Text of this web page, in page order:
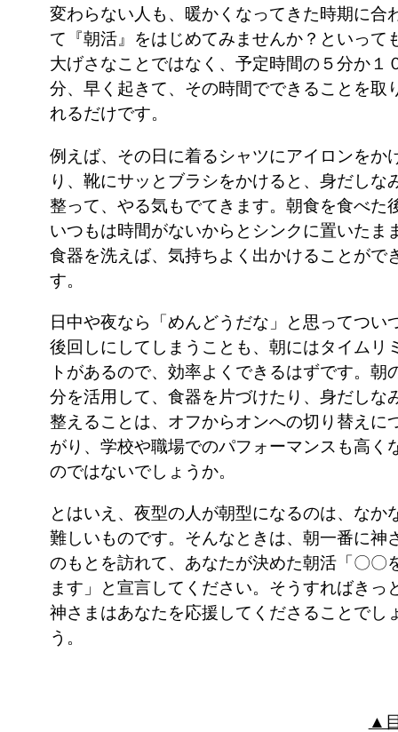
変わらない人も、暖かくなってきた時期に合
て『朝活』をはじめてみませんか？といって
大げさなことではなく、予定時間の５分か１
分、早く起きて、その時間でできることを取
れるだけです。
例えば、その日に着るシャツにアイロンをか
り、靴にサッとブラシをかけると、身だしな
整って、やる気もでてきます。朝食を食べた
いつもは時間がないからとシンクに置いたま
食器を洗えば、気持ちよく出かけることがで
す。
日中や夜なら「めんどうだな」と思ってつい
後回しにしてしまうことも、朝にはタイムリ
トがあるので、効率よくできるはずです。朝
分を活用して、食器を片づけたり、身だしな
整えることは、オフからオンへの切り替えに
がり、学校や職場でのパフォーマンスも高く
のではないでしょうか。
とはいえ、夜型の人が朝型になるのは、なか
難しいものです。そんなときは、朝一番に神
のもとを訪れて、あなたが決めた朝活「〇〇
ます」と宣言してください。そうすればきっ
神さまはあなたを応援してくださることでし
う。
▲